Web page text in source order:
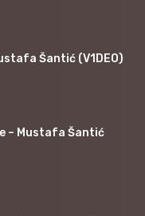
Šantić (V1DEO)
– Mustafa Šantić